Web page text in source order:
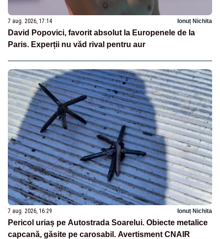
7 aug. 2026, 17:14 Ionuț Nichita
David Popovici, favorit absolut la Europenele de la
Paris. Experții nu văd rival pentru aur
7 aug. 2026, 16:29 Ionuț Nichita
Pericol uriaș pe Autostrada Soarelui. Obiecte metalice
capcană, găsite pe carosabil. Avertisment CNAIR